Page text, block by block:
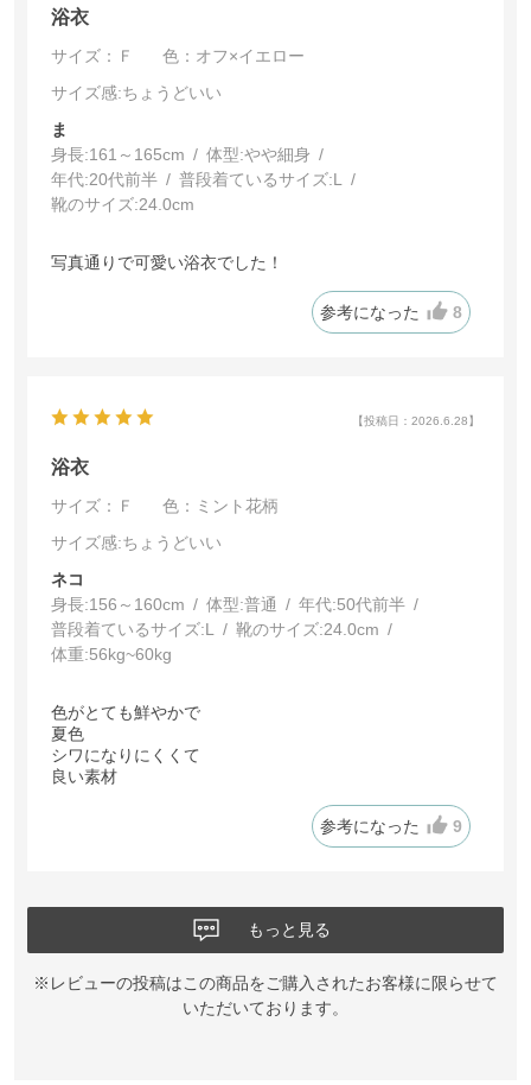
浴衣
サイズ：Ｆ
色：オフ×イエロー
サイズ感:ちょうどいい
ま
身長:161～165cm 体型:細身
年代:20代前半 普段着ているサイズ:L
靴のサイズ:24.0cm
写真通りで可愛い浴衣でした！
参考になった 8
【投稿日：2026.6.28】
浴衣
サイズ：Ｆ
色：ミント花柄
サイズ感:ちょうどいい
ネコ
身長:156～160cm 体型:普通 年代:50代前半
普段着ているサイズ:L 靴のサイズ:24.0cm
体重:56kg~60kg
色がとても鮮やかで
夏色
シワになりにくくて
良い素材
参考になった 9
もっと見る
※レビューの投稿はこの商品をご購入されたお客様に限らせて
いただいております。